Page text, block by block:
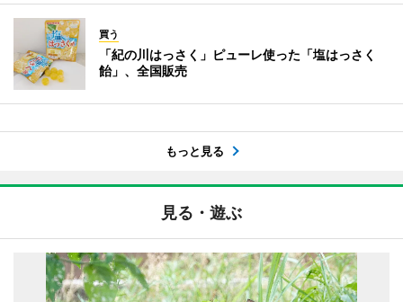
買う
「紀の川はっさく」ピューレ使った「塩はっさく
飴」、全国販売
もっと見る
見る・遊ぶ